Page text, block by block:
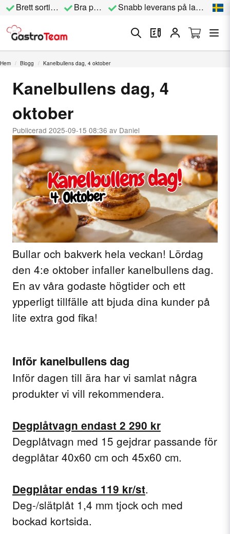
Brett sortiment Bra priser Snabb leverans på lagervara
Hem Blogg Kanelbullens dag, 4 oktober
Kanelbullens dag, 4
oktober
Publicerad 2025-09-15 08:36 av Daniel
Bullar och bakverk hela veckan! Lördag
den 4:e oktober infaller kanelbullens dag.
En av våra godaste högtider och ett
ypperligt tillfälle att bjuda dina kunder på
lite extra god fika!
Inför kanelbullens dag
Inför dagen till ära har vi samlat några
produkter vi vill rekommendera.
Degplåtvagn endast 2 290 kr
Degplåtvagn med 15 gejdrar passande för
degplåtar 40x60 cm och 45x60 cm.
Degplåtar endas 119 kr/st.
Deg-/slätplåt 1,4 mm tjock och med
bockad kortsida.